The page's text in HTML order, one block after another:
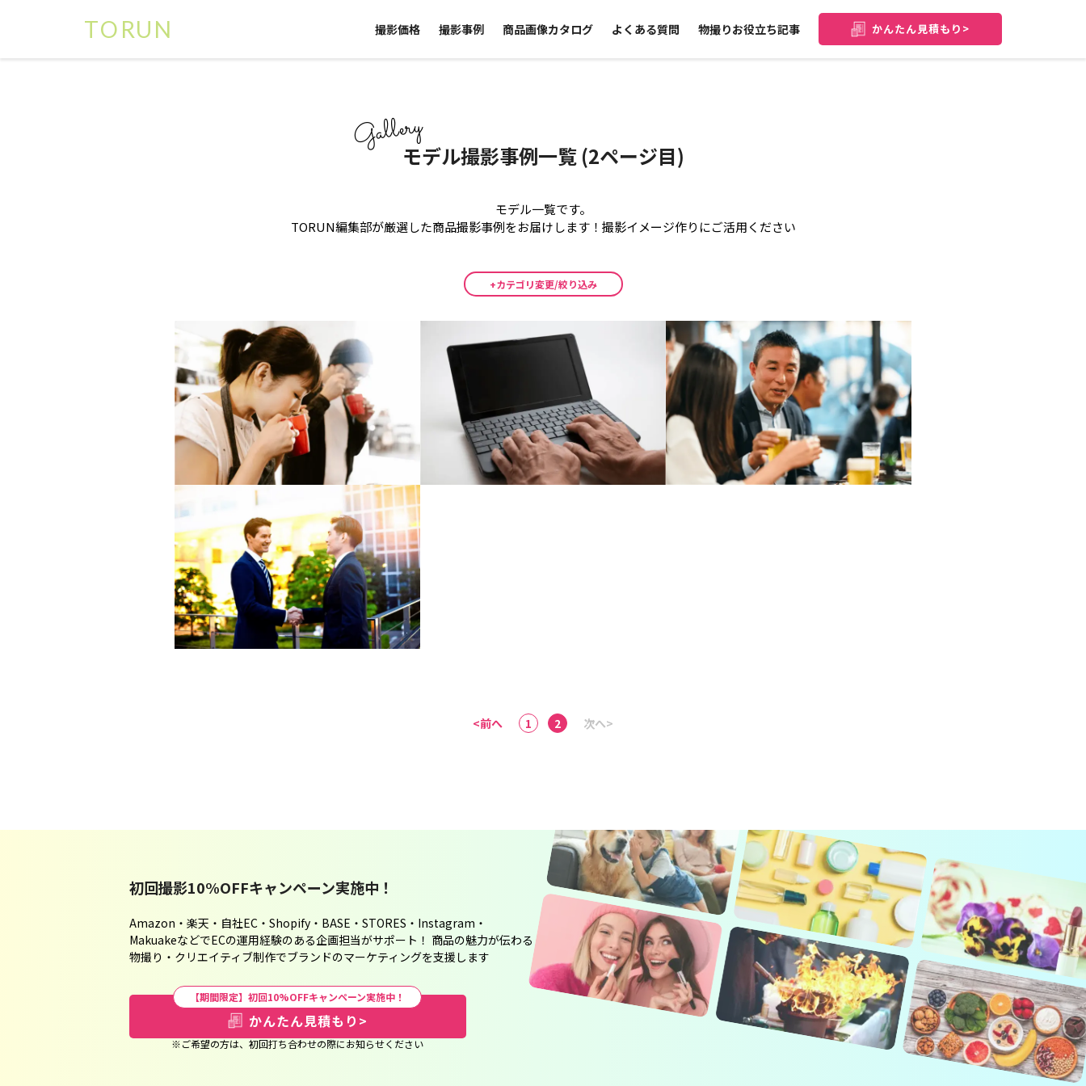
TORUN 撮影価格 撮影事例 商品画像カタログ よくある質問 物撮りお役立ち記事 かんたん見積もり>
Galleryモデル撮影事例一覧 (2ページ目)
モデル一覧です。
TORUN編集部が厳選した商品撮影事例をお届けします！ 撮影イメージ作りにご活用ください
+カテゴリ変更/絞り込み
<前へ 1 2 次へ>
初回撮影10%OFFキャンペーン実施中！
Amazon・楽天・自社EC・Shopify・BASE・STORES・Instagram・
MakuakeなどでECの運用経験のある企画担当がサポート！ 商品の魅力が伝わる
物撮り・クリエイティブ制作でブランドのマーケティングを支援します
【期間限定】初回10%OFFキャンペーン実施中！
かんたん見積もり >
※ご希望の方は、初回打ち合わせの際にお知らせください